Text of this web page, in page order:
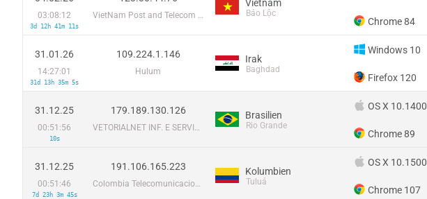
03:08:12
3d 12h 41m 11s
VietNam Post and Telecom Corporation
Vietnam
Bảo Lộc
Chrome 84
31.01.26
14:27:01
31d 13h 35m 5s
109.224.1.146
Hulum
Irak
Baghdad
Windows 10
Firefox 120
31.12.25
00:51:56
10s
179.189.130.126
VETORIALNET INF. E SERVIÇOS DE INTERNET LTDA
Brasilien
Rio Grande
OS X 10.1400
Chrome 89
31.12.25
00:51:46
7d 23h 3m 45s
191.106.165.223
Colombia Telecomunicaciones S.a. ESP
Kolumbien
Tuluá
OS X 10.1500
Chrome 107